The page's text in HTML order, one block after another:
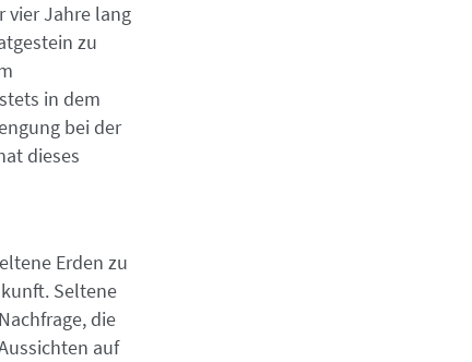
vier Jahre lang
zu
in dem
bei der
dieses
Erden zu
Seltene
die
auf